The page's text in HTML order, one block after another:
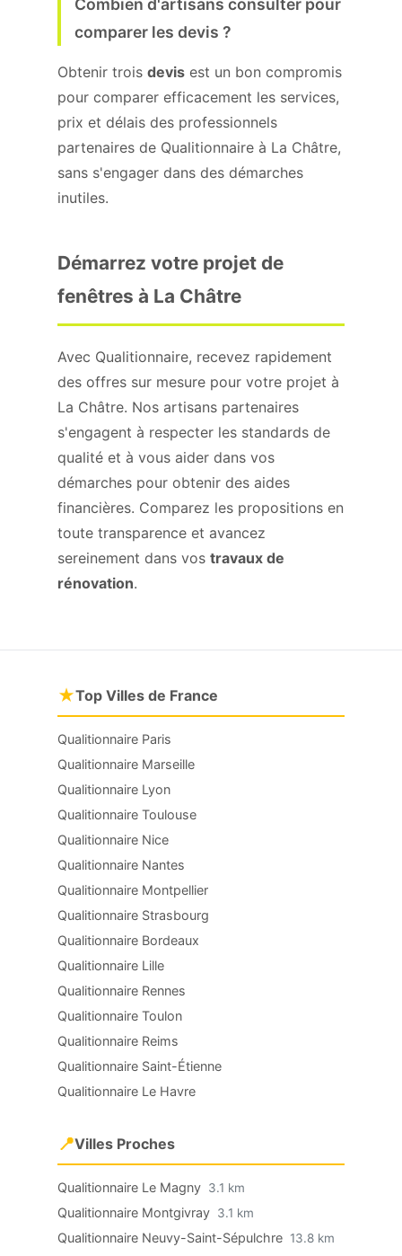
Combien d'artisans consulter pour
comparer les devis ?
Obtenir trois devis est un bon compromis
pour comparer efficacement les services,
prix et délais des professionnels
partenaires de Qualitionnaire à La Châtre,
sans s'engager dans des démarches
inutiles.
Démarrez votre projet de
fenêtres à La Châtre
Avec Qualitionnaire, recevez rapidement
des offres sur mesure pour votre projet à
La Châtre. Nos artisans partenaires
s'engagent à respecter les standards de
qualité et à vous aider dans vos
démarches pour obtenir des aides
financières. Comparez les propositions en
toute transparence et avancez
sereinement dans vos travaux de
rénovation.
★Top Villes de France
Qualitionnaire Paris
Qualitionnaire Marseille
Qualitionnaire Lyon
Qualitionnaire Toulouse
Qualitionnaire Nice
Qualitionnaire Nantes
Qualitionnaire Montpellier
Qualitionnaire Strasbourg
Qualitionnaire Bordeaux
Qualitionnaire Lille
Qualitionnaire Rennes
Qualitionnaire Toulon
Qualitionnaire Reims
Qualitionnaire Saint-Étienne
Qualitionnaire Le Havre
📍Villes Proches
Qualitionnaire Le Magny 3.1 km
Qualitionnaire Montgivray 3.1 km
Qualitionnaire Neuvy-Saint-Sépulchre 13.8 km